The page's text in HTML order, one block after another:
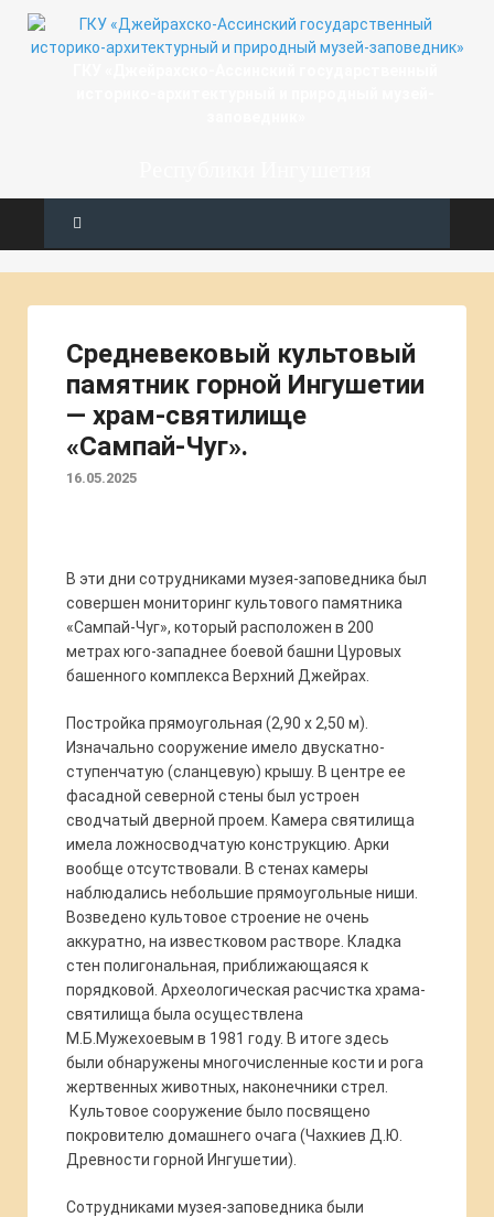
Средневековый культовый
памятник горной Ингушетии
— храм-святилище
«Сампай-Чуг».
16.05.2025
В эти дни сотрудниками музея-заповедника был
совершен мониторинг культового памятника
«Сампай-Чуг», который расположен в 200
метрах юго-западнее боевой башни Цуровых
башенного комплекса Верхний Джейрах.
Постройка прямоугольная (2,90 х 2,50 м).
Изначально сооружение имело двускатно-
ступенчатую (сланцевую) крышу. В центре ее
фасадной северной стены был устроен
сводчатый дверной проем. Камера святилища
имела ложносводчатую конструкцию. Арки
вообще отсутствовали. В стенах камеры
наблюдались небольшие прямоугольные ниши.
Возведено культовое строение не очень
аккуратно, на известковом растворе. Кладка
стен полигональная, приближающаяся к
порядковой. Археологическая расчистка храма-
святилища была осуществлена
М.Б.Мужехоевым в 1981 году. В итоге здесь
были обнаружены многочисленные кости и рога
жертвенных животных, наконечники стрел.
Культовое сооружение было посвящено
покровителю домашнего очага (Чахкиев Д.Ю.
Древности горной Ингушетии).
Сотрудниками музея-заповедника были